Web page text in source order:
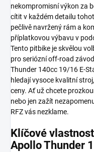
nekompromisní výkon za
cítit v každém detailu
pečlivě navržený rám a
příplatkovou výbavu v
Tento pitbike je skvělou
pro seriózní off-road
Thunder 140cc 19/16 E-
hledají vysoce kvalitní
ceny. Ať už chcete
nebo jen zažít
RFZ vás nezklame.
Klíčové
Apollo Thunder